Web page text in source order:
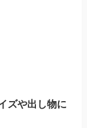
ズや出し物に